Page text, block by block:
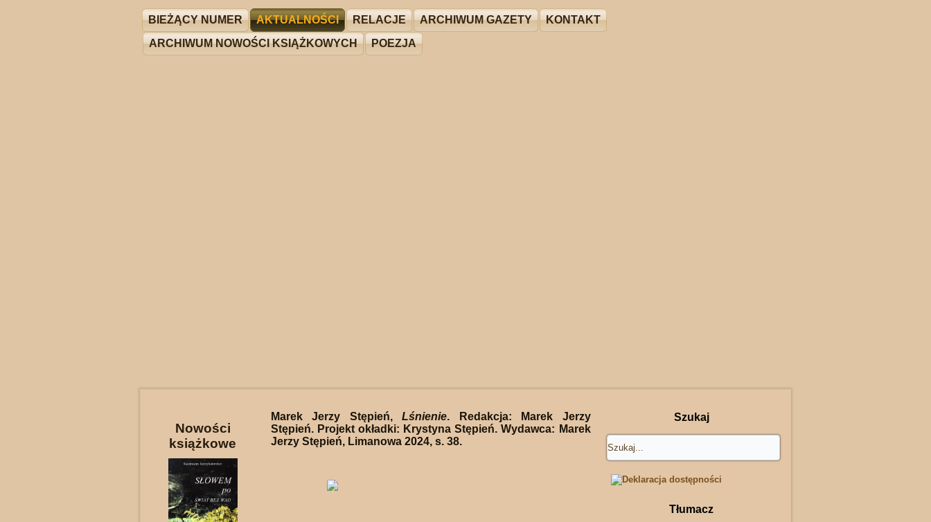
BIEŻĄCY NUMER AKTUALNOŚCI RELACJE ARCHIWUM GAZETY
KONTAKT
ARCHIWUM NOWOŚCI KSIĄŻKOWYCH
POEZJA
Nowości
książkowe
Marek Jerzy Stępień,Lśnienie. Redakcja: Marek Jerzy
Stępień. Projekt okładki: Krystyna Stępień. Wydawca: Marek
Jerzy Stępień, Limanowa 2024, s. 38.
Szukaj
Tłumacz